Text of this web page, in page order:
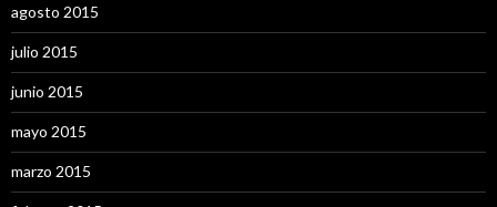
agosto 2015
julio 2015
junio 2015
mayo 2015
marzo 2015